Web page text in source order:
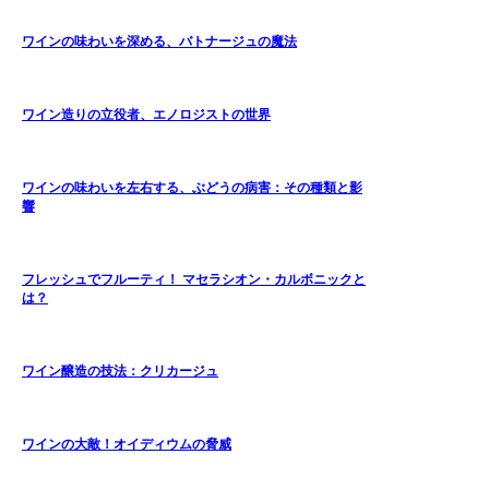
ワインの味わいを深める、バトナージュの魔法
ワイン造りの立役者、エノロジストの世界
ワインの味わいを左右する、ぶどうの病害：その種類と影
響
フレッシュでフルーティ！ マセラシオン・カルボニックと
は？
ワイン醸造の技法：クリカージュ
ワインの大敵！オイディウムの脅威